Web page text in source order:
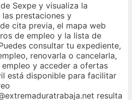
Sexpe y visualiza la
prestaciones y
cita previa, el mapa web
de empleo y la lista de
consultar tu expediente,
renovarla o cancelarla,
y acceder a ofertas
está disponible para facilitar
resulta